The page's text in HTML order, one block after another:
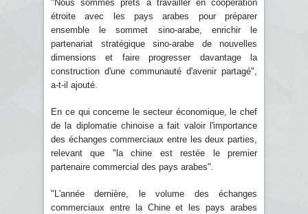
"Nous sommes prêts à travailler en coopération
étroite avec les pays arabes pour préparer
ensemble le sommet sino-arabe, enrichir le
partenariat stratégique sino-arabe de nouvelles
dimensions et faire progresser davantage la
construction d'une communauté d'avenir partagé",
a-t-il ajouté.
En ce qui concerne le secteur économique, le chef
de la diplomatie chinoise a fait valoir l'importance
des échanges commerciaux entre les deux parties,
relevant que "la chine est restée le premier
partenaire commercial des pays arabes".
"L'année dernière, le volume des échanges
commerciaux entre la Chine et les pays arabes